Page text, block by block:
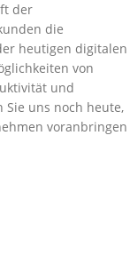
der
die
heutigen digitalen
von
und
Sie uns noch heute,
voranbringen